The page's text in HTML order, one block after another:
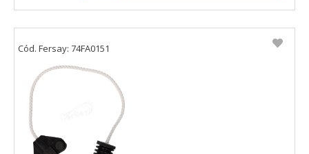
Cód. Fersay: 74FA0151